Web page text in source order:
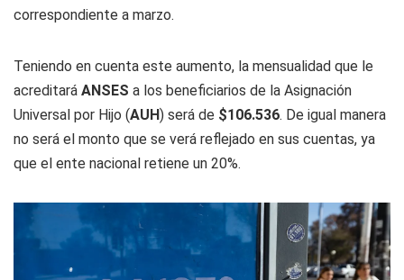
correspondiente a marzo.
Teniendo en cuenta este aumento, la mensualidad que le
acreditará ANSES a los beneficiarios de la Asignación
Universal por Hijo (AUH) será de $106.536. De igual manera
no será el monto que se verá reflejado en sus cuentas, ya
que el ente nacional retiene un 20%.